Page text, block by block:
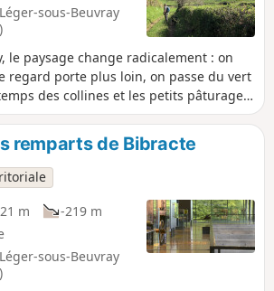
sous-Beuvray
le paysage change radicalement : on
regard porte plus loin, on passe du vert
des collines et les petits pâturages
pierre font le bonheur des vaches
en moulins, en suivant les ruisseaux,
incontournable du sud Morvan.
remparts de Bibracte
m
-219 m
sous-Beuvray